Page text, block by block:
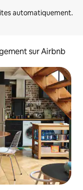
sur Airbnb